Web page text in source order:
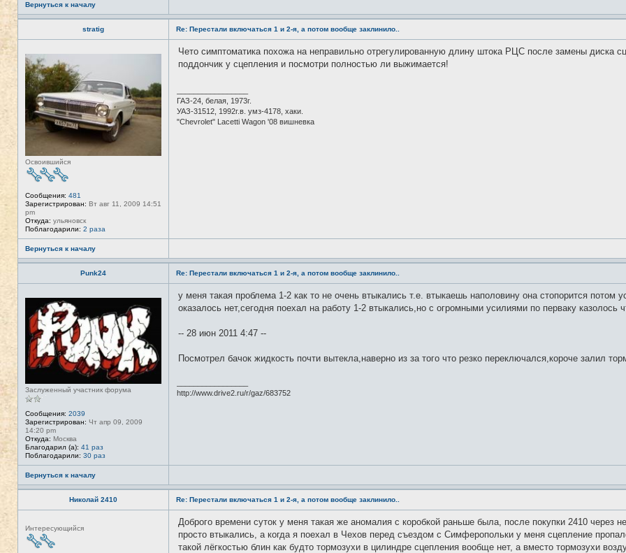
Вернуться к началу
stratig
Н
е
в
с
е
т
Освоившийся
Сообщения: 481
Зарегистрирован: Вт авг 11, 2009 14:51
pm
Откуда: ульяновск
Поблагодарили: 2 раза
Re: Перестали включаться 1 и 2-я, а потом вообще заклинило..
Чето симптоматика похожа на неправильно отрегулированную длину штока РЦС после замены диска
поддончик у сцепления и посмотри полностью ли выжимается!
ГАЗ-24, белая, 1973г.
УАЗ-31512, 1992г.в. умз-4178, хаки.
"Chevrolet" Lacetti Wagon '08 вишневка
Вернуться к началу
Punk24
Н
и
Заслуженный участник форума
Сообщения: 2039
Зарегистрирован: Чт апр 09, 2009
14:20 pm
Откуда: Москва
Благодарил (а): 41 раз
Поблагодарили: 30 раз
Re: Перестали включаться 1 и 2-я, а потом вообще заклинило..
у меня такая проблема 1-2 как то не очень втыкались т.е. втыкаешь наполовину она стопорится потом
оказалось нет,сегодня поехал на работу 1-2 втыкались,но с огромными усилиями по перваку казолось
-- 28 июн 2011 4:47 --
Посмотрел бачок жидкость почти вытекла,наверно из за того что резко переключался,короче залил
http://www.drive2.ru/r/gaz/683752
Вернуться к началу
Николай 2410
е
в
Интересующийся
Re: Перестали включаться 1 и 2-я, а потом вообще заклинило..
Доброго времени суток у меня такая же аномалия с коробкой раньше была, после покупки 2410 через
просто втыкались, а когда я поехал в Чехов перед съездом с Симферопольки у меня сцепление
такой лёгкостью блин как будто тормозухи в цилиндре сцепления вообще нет, а вместо тормозухи